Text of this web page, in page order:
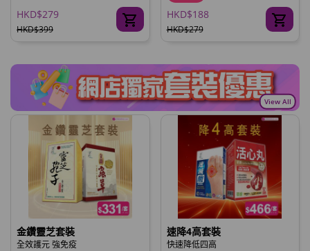
HKD$279
HKD$399
HKD$188
HKD$279
View All
金鑽靈芝套裝
全效護元 強免疫
速降4高套裝
快速降低四高